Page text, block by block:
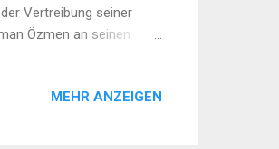
Vertreibung seiner
Özmen an seinen
unbeeindruckt
MEHR ANZEIGEN